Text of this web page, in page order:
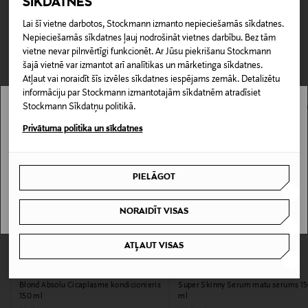
Lai šī vietne darbotos, Stockmann izmanto nepieciešamās sīkdatnes.
Nepieciešamās sīkdatnes ļauj nodrošināt vietnes darbību. Bez tām
vietne nevar pilnvērtīgi funkcionēt. Ar Jūsu piekrišanu Stockmann
šajā vietnē var izmantot arī analītikas un mārketinga sīkdatnes.
Atļaut vai noraidīt šīs izvēles sīkdatnes iespējams zemāk. Detalizētu
informāciju par Stockmann izmantotajām sīkdatnēm atradīsiet
Stockmann Sīkdatņu politikā.
Privātuma politika un sīkdatnes
PIELĀGOT
NORAIDĪT VISAS
ATĻAUT VISAS
rada apstākļus veselīgu matu augšanai galvas ādā.
Produkta numurs
160508347
Īpašības
Vegāns
System 4
Piegāde uz saņemšanas punktu
0,00 € – 4,90 €
Preces iespējams atgriezt 30 dienu laikā no pasūtījuma
saņemšanas brīža. Atgriešana ir bezmaksas, un par to nav
jāpaziņo iepriekš. Veselības un higiēnas apsvērumu dēļ
nedrīkst atdot atpakaļ aizzīmogotas preces, ja to zīmogs ir
atvērts. Aizzīmogotiem kosmētikas un dabiskiem līdzekļiem,
kas tiek atdoti atpakaļ, ir jābūt to sākotnējā neatvērtajā
iepakojumā.
PREČU ATGRIEŠANAS POLITIKA
CITI KLIENTI SKATĪJĀS ARĪ
Blond Absolu Cicaplasme kondicionieris
150 ml
Super Skinny Serum matu serums
ml
Stockmann nav pieejams tavā valstī.
I UNDERSTAND